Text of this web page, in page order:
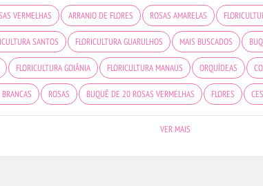
VERMELHAS ARRANJO DE FLORES ROSAS AMARELAS
SANTOS FLORICULTURA GUARULHOS MAIS BUSCADOS
FLORICULTURA GOIÂNIA FLORICULTURA MANAUS ORQUÍDEAS
ROSAS BUQUÊ DE 20 ROSAS VERMELHAS FLORES
VER MAIS